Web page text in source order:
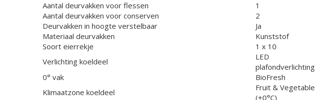
Aantal deurvakken voor flessen
1
Aantal deurvakken voor conserven
2
Deurvakken in hoogte verstelbaar
Ja
Materiaal deurvakken
Kunststof
Soort eierrekje
1 x 10
Verlichting koeldeel
LED
plafondverlichting
0° vak
BioFresh
Klimaatzone koeldeel
Fruit & Vegetable
(+0°C)